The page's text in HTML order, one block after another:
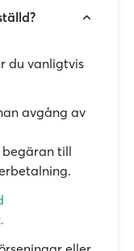
du vanligtvis
avgång av
begäran till